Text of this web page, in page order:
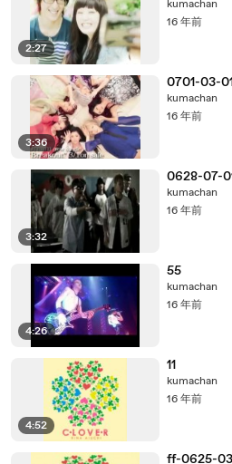
2:27
kumachan
16 年前
3:36
0701-03-
kumachan
16 年前
3:32
0628-07-
kumachan
16 年前
4:26
55
kumachan
16 年前
4:52
11
kumachan
16 年前
ff-0625-